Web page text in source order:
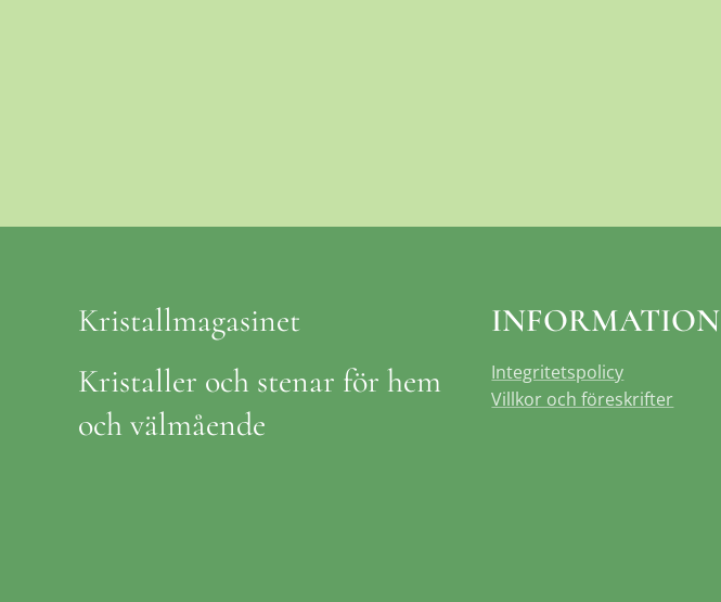
Kristallmagasinet
Kristaller och stenar för hem
och välmående
INFORMATION
Integritetspolicy
Villkor och föreskrifter